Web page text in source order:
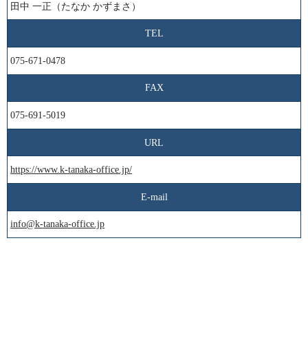
田中 一正（たなか かずまさ）
TEL
075-671-0478
FAX
075-691-5019
URL
https://www.k-tanaka-office.jp/
E-mail
info@k-tanaka-office.jp